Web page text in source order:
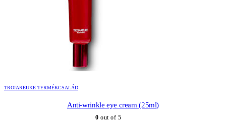
TROIAREUKE TERMÉKCSALÁD
Anti-wrinkle eye cream (25ml)
0 out of 5